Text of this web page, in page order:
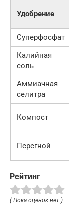
Удобрение
Суперфосфат
Калийная
соль
Аммиачная
селитра
Компост
Перегной
Рейтинг
( Пока оценок нет )